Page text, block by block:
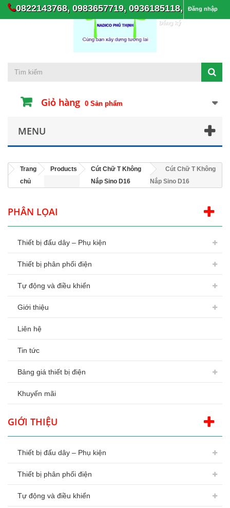
0822143768, 0983657719, 0936185118, Đăng nhập
Đăng ký
Giỏ hàng 0 Sản phẩm
MENU
Trang
chủ
Products
Cút Chữ T Không
Nắp Sino D16
Cút Chữ T Không
Nắp Sino D16
PHÂN LỌAI
Thiết bị đấu dây – Phụ kiện
Thiết bị phân phối điện
Tự động và điều khiển
Giới thiệu
Liên hệ
Tin tức
Bảng giá thiết bị điện
Khuyến mãi
GIỚI THIỆU
Thiết bị đấu dây – Phụ kiện
Thiết bị phân phối điện
Tự động và điều khiển